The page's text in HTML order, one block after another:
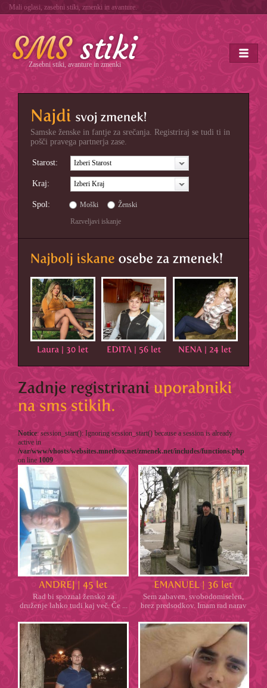
Mali oglasi, zasebni stiki, zmenki in avanture.
Zasebni stiki, avanture in zmenki
Samske ženske in fantje za srečanja. Registriraj se tudi ti in
pošči pravega partnerja zase.
Starost: Izberi Starost
Kraj: Izberi Kraj
Spol: Moški
Ženski
Razveljavi iskanje
Notice: session_start(): Ignoring session_start() because a session is already
active in
/var/www/vhosts/websites.mnetbox.net/zmenek.net/includes/functions.php
on line 1009
Rad bi spoznal žensko za
druženje lahko tudi kaj več. Če ...
Sem zabaven, svobodomiselen,
brez predsodkov. Imam rad narav